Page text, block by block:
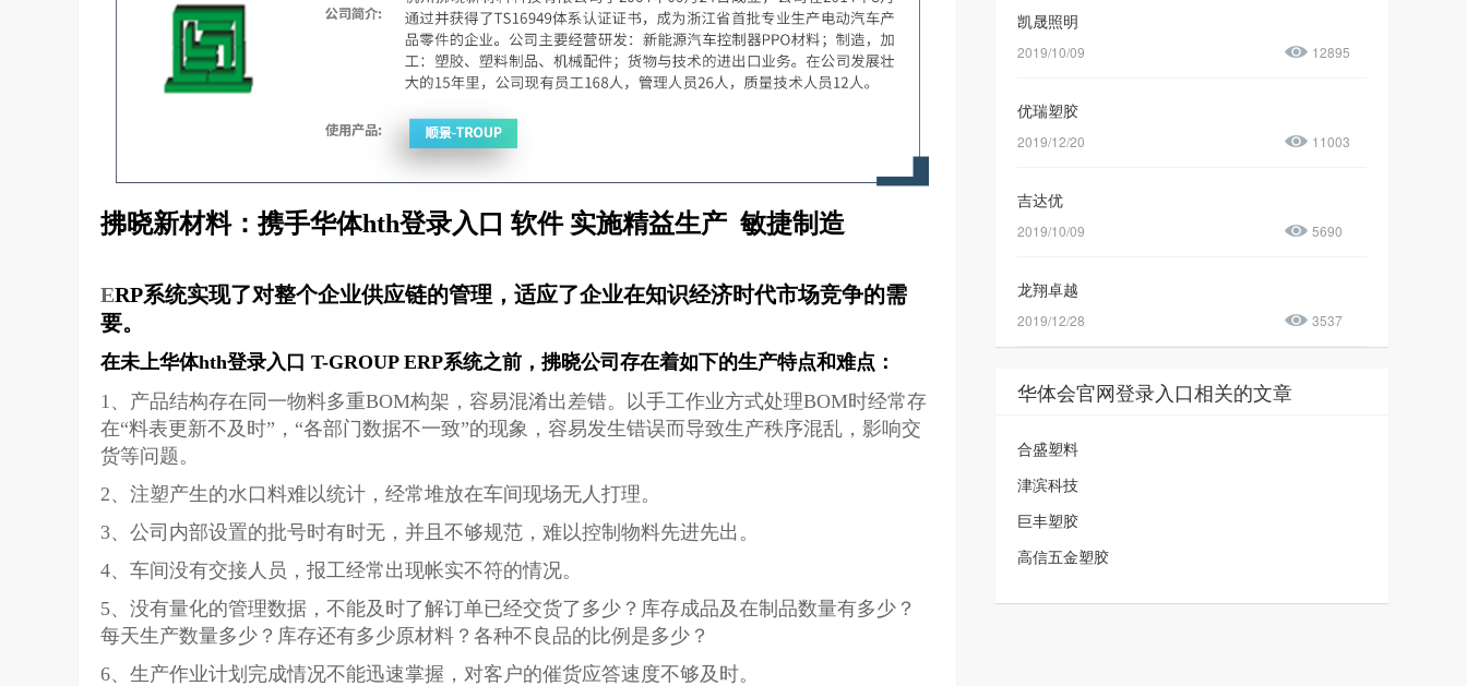
拂晓新材料：携手华体hth登录入口 软件 实施精益生产 敏捷制造
ERP系统实现了对整个企业供应链的管理，适应了企业在知识经济时代市场竞争的需
要。
在未上华体hth登录入口 T-GROUP ERP系统之前，拂晓公司存在着如下的生产特点和难点：
1、产品结构存在同一物料多重BOM构架，容易混淆出差错。以手工作业方式处理BOM时经常存
在“料表更新不及时”，“各部门数据不一致”的现象，容易发生错误而导致生产秩序混乱，影响交
货等问题。
2、注塑产生的水口料难以统计，经常堆放在车间现场无人打理。
3、公司内部设置的批号时有时无，并且不够规范，难以控制物料先进先出。
4、车间没有交接人员，报工经常出现帐实不符的情况。
5、没有量化的管理数据，不能及时了解订单已经交货了多少？库存成品及在制品数量有多少？
每天生产数量多少？库存还有多少原材料？各种不良品的比例是多少？
6、生产作业计划完成情况不能迅速掌握，对客户的催货应答速度不够及时。
凯晟照明
2019/10/09 12895
优瑞塑胶
2019/12/20 11003
吉达优
2019/10/09 5690
龙翔卓越
2019/12/28 3537
华体会官网登录入口相关的文章
合盛塑料
津滨科技
巨丰塑胶
高信五金塑胶